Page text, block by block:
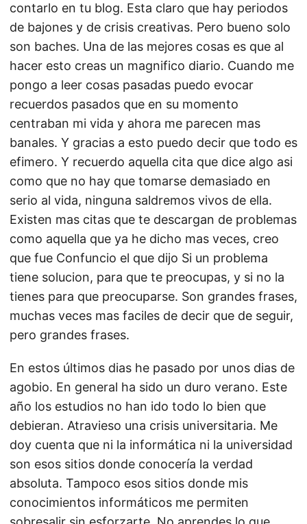
contarlo en tu blog. Esta claro que hay periodos
de bajones y de crisis creativas. Pero bueno solo
son baches. Una de las mejores cosas es que al
hacer esto creas un magnifico diario. Cuando me
pongo a leer cosas pasadas puedo evocar
recuerdos pasados que en su momento
centraban mi vida y ahora me parecen mas
banales. Y gracias a esto puedo decir que todo es
efimero. Y recuerdo aquella cita que dice algo asi
como que no hay que tomarse demasiado en
serio al vida, ninguna saldremos vivos de ella.
Existen mas citas que te descargan de problemas
como aquella que ya he dicho mas veces, creo
que fue Confuncio el que dijo Si un problema
tiene solucion, para que te preocupas, y si no la
tienes para que preocuparse. Son grandes frases,
muchas veces mas faciles de decir que de seguir,
pero grandes frases.
En estos últimos dias he pasado por unos dias de
agobio. En general ha sido un duro verano. Este
año los estudios no han ido todo lo bien que
debieran. Atravieso una crisis universitaria. Me
doy cuenta que ni la informática ni la universidad
son esos sitios donde conocería la verdad
absoluta. Tampoco esos sitios donde mis
conocimientos informáticos me permiten